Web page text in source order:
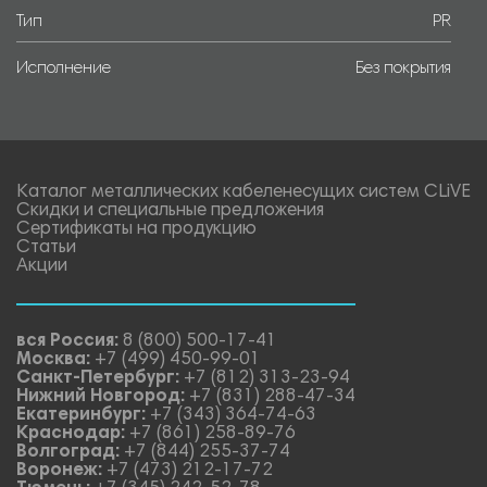
Тип PR
Исполнение Без покрытия
Каталог металлических кабеленесущих систем CLiVE
Скидки и специальные предложения
Сертификаты на продукцию
Статьи
Акции
вся Россия: 8 (800) 500-17-41
Москва: +7 (499) 450-99-01
Санкт-Петербург: +7 (812) 313-23-94
Нижний Новгород: +7 (831) 288-47-34
Екатеринбург: +7 (343) 364-74-63
Краснодар: +7 (861) 258-89-76
Волгоград: +7 (844) 255-37-74
Воронеж: +7 (473) 212-17-72